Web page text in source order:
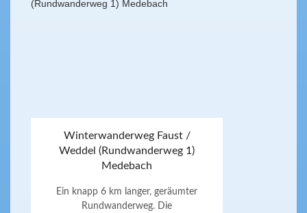
Winterwanderweg Faust /
Weddel (Rundwanderweg 1)
Medebach
Ein knapp 6 km langer, geräumter
Rundwanderweg. Die